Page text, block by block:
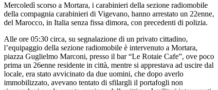
Mercoledì scorso a Mortara, i carabinieri della sezione radiomobile
della compagnia carabinieri di Vigevano, hanno arrestato un 22enne,
del Marocco, in Italia senza fissa dimora, con precedenti di polizia.
Alle ore 05:30 circa, su segnalazione di un privato cittadino,
l’equipaggio della sezione radiomobile è intervenuto a Mortara,
piazza Guglielmo Marconi, presso il bar “Le Rotaie Cafe”, ove poco
prima un 26enne residente in città, mentre si apprestava ad uscire dal
locale, era stato avvicinato da due uomini, che dopo averlo
immobilizzato, avevano tentato di sfilargli il portafogli non